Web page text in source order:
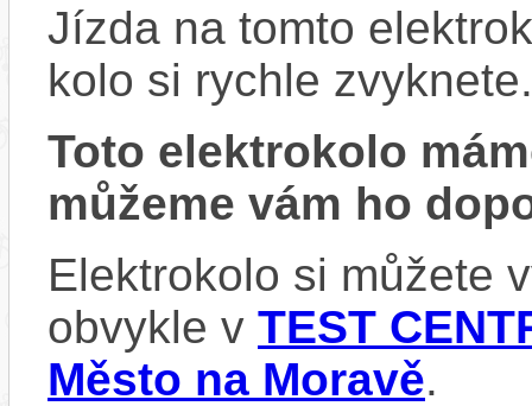
Jízda na tomto
kolo si rychle zvyknete.
Toto elektrokolo
můžeme vám ho
Elektrokolo si můžete
obvykle v TEST
Město na Moravě.